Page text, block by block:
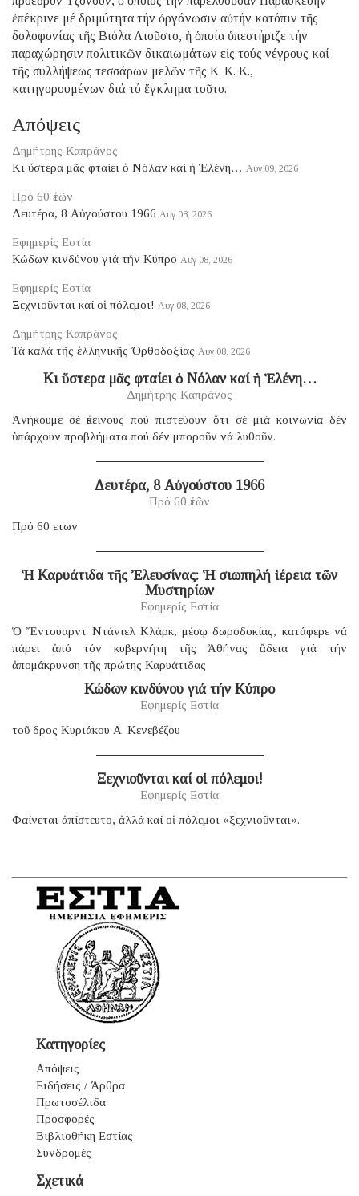
ἐπέκρινε μέ δριμύτητα τήν ὀργάνωσιν αὐτήν κατόπιν τῆς
δολοφονίας τῆς Βιόλα Λιοῦστο, ἡ ὁποία ὑπεστήριζε τήν
παραχώρησιν πολιτικῶν δικαιωμάτων εἰς τούς νέγρους καί
τῆς συλλήψεως τεσσάρων μελῶν τῆς Κ. Κ. Κ.,
κατηγορουμένων διά τό ἔγκλημα τοῦτο.
Απόψεις
Δημήτρης Καπράνος
Κι ὕστερα μᾶς φταίει ὁ Νόλαν καί ἡ Ἑλένη… Αυγ 09, 2026
Πρό 60 ἐτῶν
Δευτέρα, 8 Αὐγούστου 1966 Αυγ 08, 2026
Εφημερίς Εστία
Κώδων κινδύνου γιά τήν Κύπρο Αυγ 08, 2026
Εφημερίς Εστία
Ξεχνιοῦνται καί οἱ πόλεμοι! Αυγ 08, 2026
Δημήτρης Καπράνος
Τά καλά τῆς ἑλληνικῆς Ὀρθοδοξίας Αυγ 08, 2026
Κι ὕστερα μᾶς φταίει ὁ Νόλαν καί ἡ Ἑλένη…
Δημήτρης Καπράνος
Ἀνήκουμε σέ ἐκείνους πού πιστεύουν ὅτι σέ μιά κοινωνία δέν
ὑπάρχουν προβλήματα πού δέν μποροῦν νά λυθοῦν.
Δευτέρα, 8 Αὐγούστου 1966
Πρό 60 ἐτῶν
Πρό 60 ετων
Ἡ Καρυάτιδα τῆς Ἐλευσίνας: Ἡ σιωπηλή ἱέρεια τῶν
Μυστηρίων
Εφημερίς Εστία
Ὁ Ἔντουαρντ Ντάνιελ Κλάρκ, μέσῳ δωροδοκίας, κατάφερε νά
πάρει ἀπό τόν κυβερνήτη τῆς Ἀθήνας ἄδεια γιά τήν
ἀπομάκρυνση τῆς πρώτης Καρυάτιδας
Κώδων κινδύνου γιά τήν Κύπρο
Εφημερίς Εστία
τοῦ δρος Κυριάκου Α. Κενεβέζου
Ξεχνιοῦνται καί οἱ πόλεμοι!
Εφημερίς Εστία
Φαίνεται ἀπίστευτο, ἀλλά καί οἱ πόλεμοι «ξεχνιοῦνται».
Κατηγορίες
Απόψεις
Ειδήσεις / Άρθρα
Πρωτοσέλιδα
Προσφορές
Βιβλιοθήκη Εστίας
Συνδρομές
Σχετικά